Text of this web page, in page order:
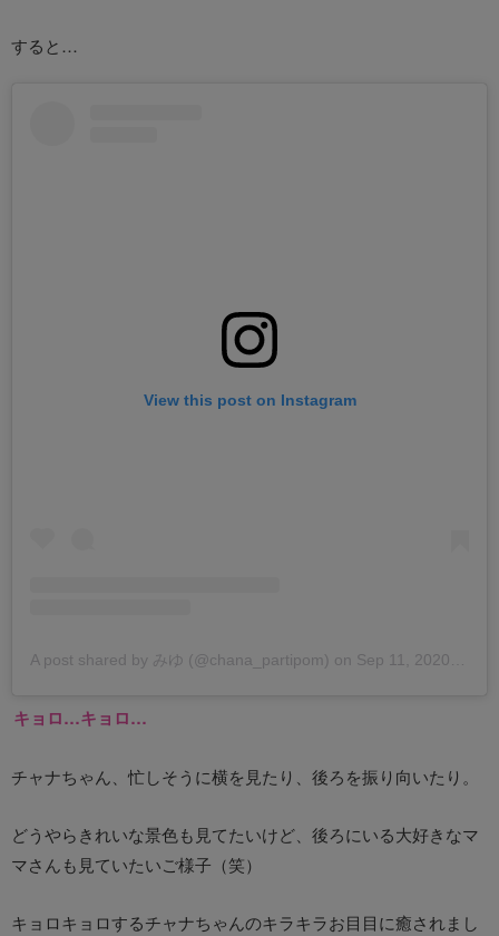
すると…
View this post on Instagram
A post shared by みゆ (@chana_partipom) on Sep 11, 2020 at 2:29am PDT
キョロ…キョロ…
チャナちゃん、忙しそうに横を見たり、後ろを振り向いたり。
どうやらきれいな景色も見てたいけど、後ろにいる大好きなマ
マさんも見ていたいご様子（笑）
キョロキョロするチャナちゃんのキラキラお目目に癒されまし